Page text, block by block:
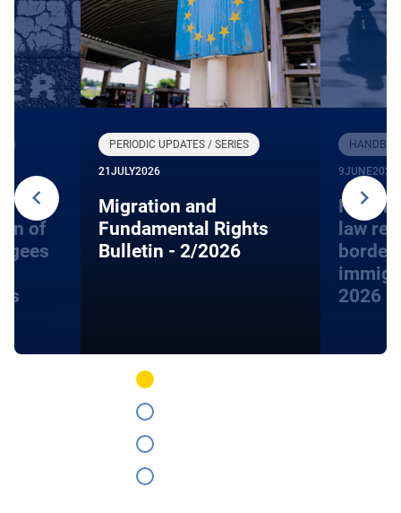
of
PERIODIC UPDATES / SERIES
21 JULY2026
Migration and
Fundamental Rights
Bulletin - 2/2026
9JUNE2026
law
2026